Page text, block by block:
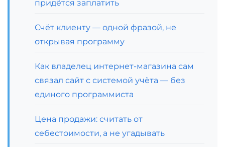
придётся заплатить
Счёт клиенту — одной фразой, не
открывая программу
Как владелец интернет-магазина сам
связал сайт с системой учёта — без
единого программиста
Цена продажи: считать от
себестоимости, а не угадывать